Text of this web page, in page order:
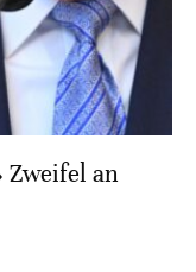
Zweifel an